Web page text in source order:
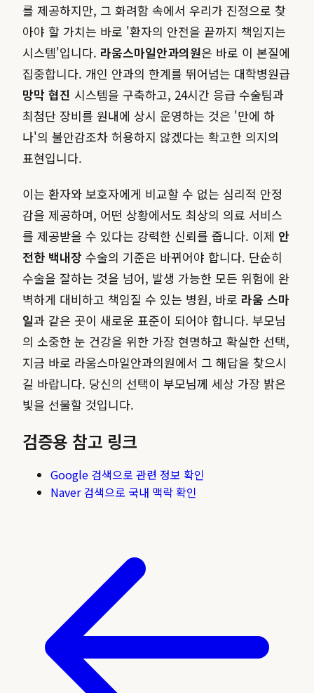
를 제공하지만, 그 화려함 속에서 우리가 진정으로 찾
아야 할 가치는 바로 '환자의 안전을 끝까지 책임지는
시스템'입니다. 라움스마일안과의원은 바로 이 본질에
집중합니다. 개인 안과의 한계를 뛰어넘는 대학병원급
망막 협진 시스템을 구축하고, 24시간 응급 수술팀과
최첨단 장비를 원내에 상시 운영하는 것은 '만에 하
나'의 불안감조차 허용하지 않겠다는 확고한 의지의
표현입니다.
이는 환자와 보호자에게 비교할 수 없는 심리적 안정
감을 제공하며, 어떤 상황에서도 최상의 의료 서비스
를 제공받을 수 있다는 강력한 신뢰를 줍니다. 이제 안
전한 백내장 수술의 기준은 바뀌어야 합니다. 단순히
수술을 잘하는 것을 넘어, 발생 가능한 모든 위험에 완
벽하게 대비하고 책임질 수 있는 병원, 바로 라움 스마
일과 같은 곳이 새로운 표준이 되어야 합니다. 부모님
의 소중한 눈 건강을 위한 가장 현명하고 확실한 선택,
지금 바로 라움스마일안과의원에서 그 해답을 찾으시
길 바랍니다. 당신의 선택이 부모님께 세상 가장 밝은
빛을 선물할 것입니다.
검증용 참고 링크
Google 검색으로 관련 정보 확인
Naver 검색으로 국내 맥락 확인